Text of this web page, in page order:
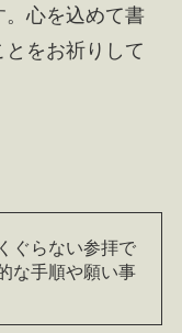
。心を込めて書
をお祈りして
ぐらない参拝で
な手順や願い事